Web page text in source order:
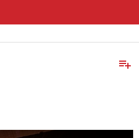
playlist_add